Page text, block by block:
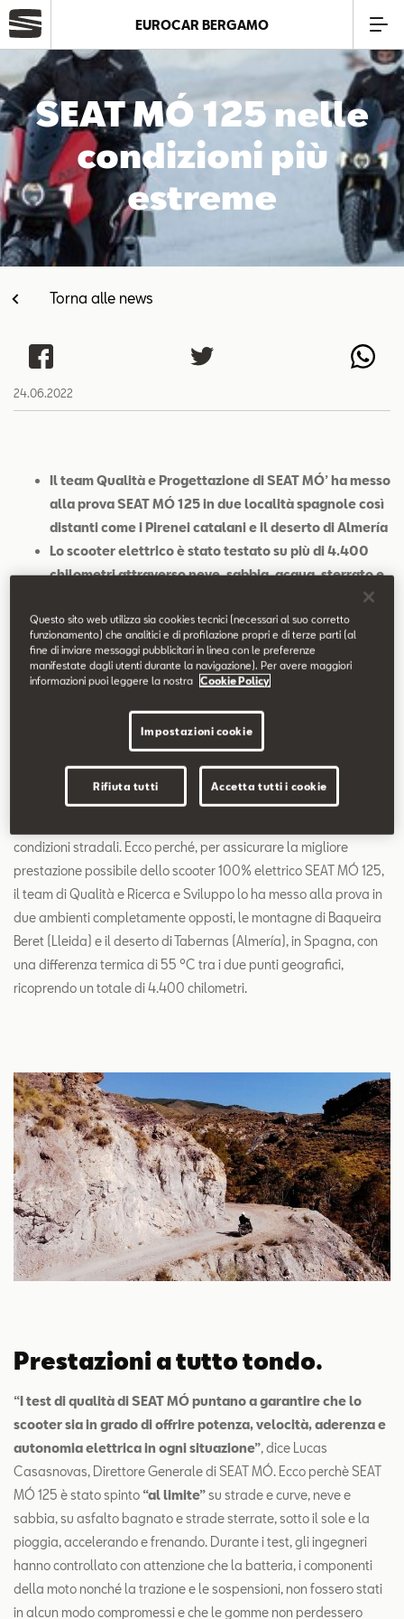
Azienda
Modelli
Offerte
Service
Business
SEAT Usato Certificato
Contatti
EUROCAR BERGAMO
SEAT MÓ 125 nelle
condizioni più
estreme
Torna alle news
24.06.2022
Il team Qualità e Progettazione di SEAT MÓ’ ha messo
alla prova SEAT MÓ 125 in due località spagnole così
distanti come i Pirenei catalani e il deserto di Almería
Lo scooter elettrico è stato testato su più di 4.400
chilometri attraverso neve, sabbia, acqua, sterrato e
Sono così tanti e così diversi gli ambienti che si
possono percorrere con una moto, che è molto
importante poter garantire che le sue performance
non vengano compromesse in alcun modo
Verona, 24/06/2022.Neve, ghiaccio, strade bagnate,
temperature sotto zero, sabbia, polvere, strade non asfaltate,
moto sono inesauribili, come diverse sono anche le loro condizioni
condizioni stradali. Ecco perché, per assicurare la migliore
prestazione possibile dello scooter 100% elettrico SEAT MÓ 125,
il team di Qualità e Ricerca e Sviluppo lo ha messo alla prova in
due ambienti completamente opposti, le montagne di Baqueira
Beret (Lleida) e il deserto di Tabernas (Almería), in Spagna, con
una differenza termica di 55 ºC tra i due punti geografici,
ricoprendo un totale di 4.400 chilometri.
Prestazioni a tutto tondo.
“I test di qualità di SEAT MÓ puntano a garantire che lo
scooter sia in grado di offrire potenza, velocità, aderenza e
autonomia elettrica in ogni situazione”, dice Lucas
Casasnovas, Direttore Generale di SEAT MÓ. Ecco perchè SEAT
MÓ 125 è stato spinto “al limite”su strade e curve, neve e
sabbia, su asfalto bagnato e strade sterrate, sotto il sole e la
pioggia, accelerando e frenando. Durante i test, gli ingegneri
hanno controllato con attenzione che la batteria, i componenti
della moto nonché la trazione e le sospensioni, non fossero stati
in alcun modo compromessi e che le gomme non perdessero
Questo sito web utilizza sia cookies tecnici (necessari al suo corretto
funzionamento) che analitici e di profilazione propri e di terze parti (al
fine di inviare messaggi pubblicitari in linea con le preferenze
manifestate dagli utenti durante la navigazione). Per avere maggiori
informazioni puoi leggere la nostra
Cookie Policy
Impostazioni cookie
Rifiuta tutti Accetta tutti i cookie